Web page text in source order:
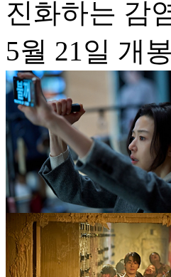
진화하는 감
5월 21일 개봉